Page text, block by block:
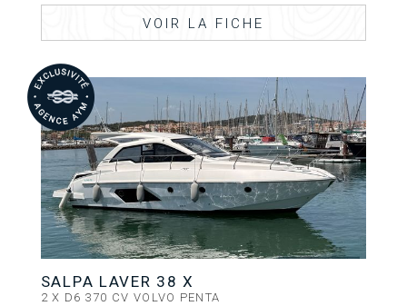
VOIR LA FICHE
SALPA LAVER 38 X
2 X D6 370 CV VOLVO PENTA